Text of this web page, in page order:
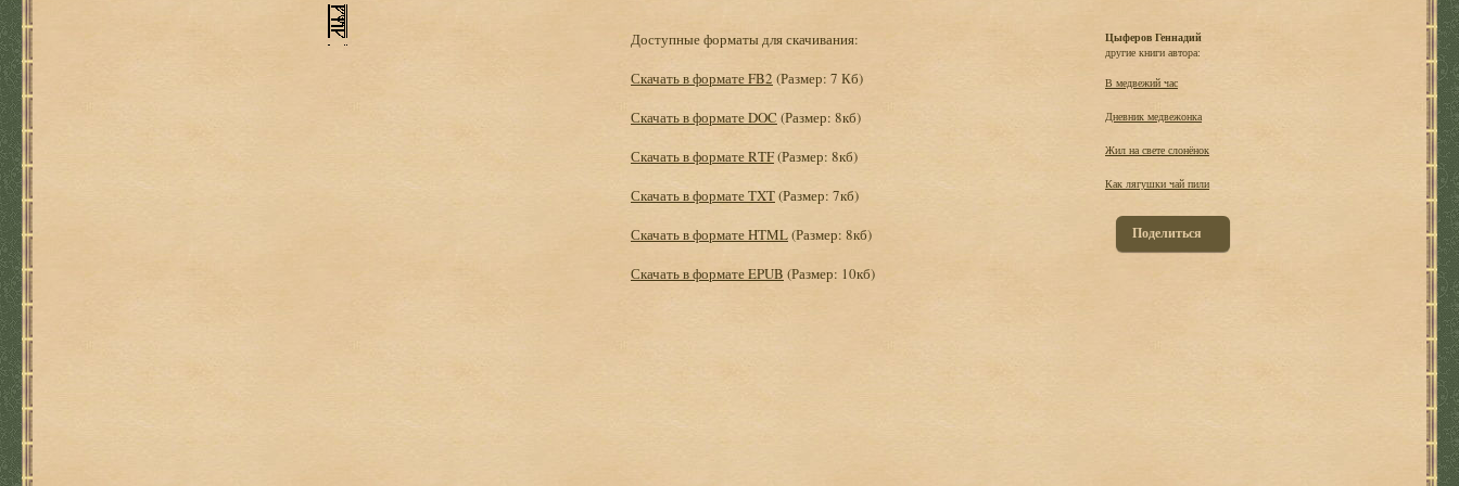
Доступные форматы для скачивания:
Скачать в формате FB2 (Размер: 7 Кб)
Скачать в формате DOC (Размер: 8кб)
Скачать в формате RTF(Размер: 8кб)
Скачать в формате TXT(Размер: 7кб)
Скачать в формате HTML(Размер: 8кб)
Скачать в формате EPUB (Размер: 10кб)
Цыферов Геннадий
другие книги автора:
В медвежий час
Дневник медвежонка
Жил на свете слонёнок
Как лягушки чай пили
Поделиться